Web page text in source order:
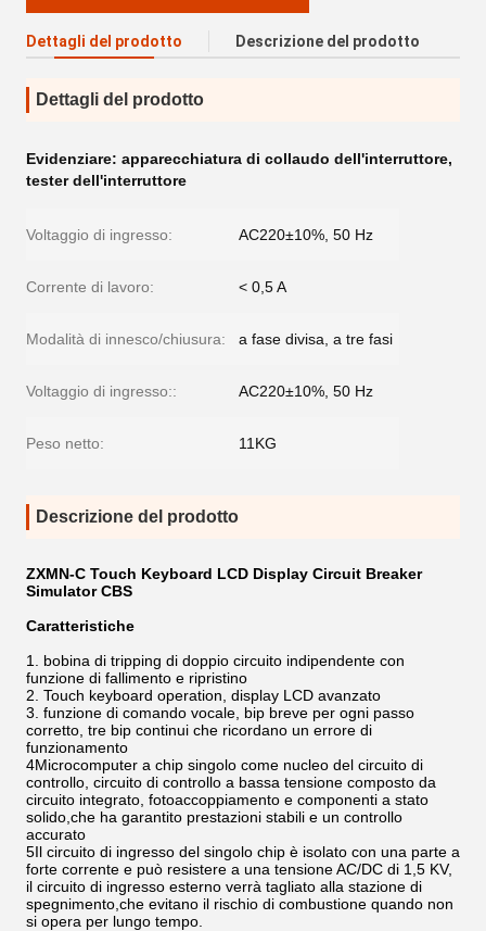
Dettagli del prodotto Descrizione del prodotto
Dettagli del prodotto
Evidenziare: apparecchiatura di collaudo dell'interruttore,
tester dell'interruttore
Voltaggio di ingresso: AC220±10%, 50 Hz
Corrente di lavoro: < 0,5 A
Modalità di innesco/chiusura: a fase divisa, a tre fasi
Voltaggio di ingresso:: AC220±10%, 50 Hz
Peso netto: 11KG
Descrizione del prodotto
ZXMN-C Touch Keyboard LCD Display Circuit Breaker
Simulator CBS
Caratteristiche
1. bobina di tripping di doppio circuito indipendente con
funzione di fallimento e ripristino
2. Touch keyboard operation, display LCD avanzato
3. funzione di comando vocale, bip breve per ogni passo
corretto, tre bip continui che ricordano un errore di
funzionamento
4Microcomputer a chip singolo come nucleo del circuito di
controllo, circuito di controllo a bassa tensione composto da
circuito integrato, fotoaccoppiamento e componenti a stato
solido,che ha garantito prestazioni stabili e un controllo
accurato
5Il circuito di ingresso del singolo chip è isolato con una parte a
forte corrente e può resistere a una tensione AC/DC di 1,5 KV,
il circuito di ingresso esterno verrà tagliato alla stazione di
spegnimento,che evitano il rischio di combustione quando non
si opera per lungo tempo.